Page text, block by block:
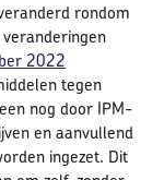
rondom
2022
tegen
nog door IPM-
en aanvullend
ingezet. Dit